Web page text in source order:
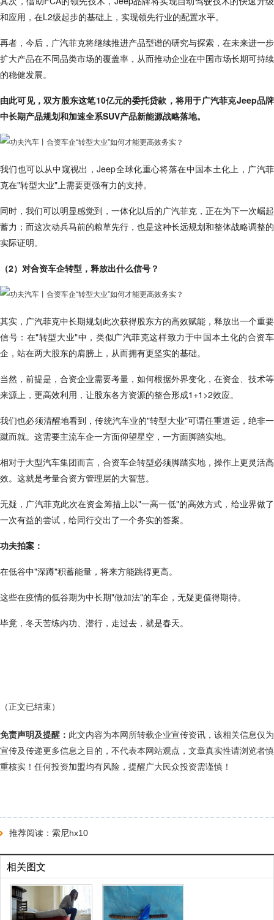
和应用，在L2级起步的基础上，实现领先行业的配置水平。
再者，今后，广汽菲克将继续推进产品型谱的研究与探索，在未来进一步
扩大产品在不同品类市场的覆盖率，从而推动企业在中国市场长期可持续
的稳健发展。
由此可见，双方股东这笔10亿元的委托贷款，将用于广汽菲克Jeep品牌
中长期产品规划和加速全系SUV产品新能源战略落地。
我们也可以从中窥视出，Jeep全球化重心将落在中国本土化上，广汽菲
克在"转型大业"上需要更强有力的支持。
同时，我们可以明显感觉到，一体化以后的广汽菲克，正在为下一次崛起
蓄力；而这次动兵马前的粮草先行，也是这种长远规划和整体战略调整的
实际证明。
（2）对合资车企转型，释放出什么信号？
其实，广汽菲克中长期规划此次获得股东方的高效赋能，释放出一个重要
信号：在"转型大业"中，类似广汽菲克这样致力于中国本土化的合资车
企，站在两大股东的肩膀上，从而拥有更坚实的基础。
当然，前提是，合资企业需要考量，如何根据外界变化，在资金、技术等
来源上，更高效利用，让股东各方资源的整合形成1+1>2效应。
我们也必须清醒地看到，传统汽车业的"转型大业"可谓任重道远，绝非一
蹴而就。这需要主流车企一方面仰望星空，一方面脚踏实地。
相对于大型汽车集团而言，合资车企转型必须脚踏实地，操作上更灵活高
效。这就是考量合资方管理层的大智慧。
无疑，广汽菲克此次在资金筹措上以"一高一低"的高效方式，给业界做了
一次有益的尝试，给同行交出了一个务实的答案。
功夫拍案：
在低谷中"深蹲"积蓄能量，将来方能跳得更高。
这些在疫情的低谷期为中长期"做加法"的车企，无疑更值得期待。
毕竟，冬天苦练内功、潜行，走过去，就是春天。
（正文已结束）
免责声明及提醒： 此文内容为本网所转载企业宣传资讯，该相关信息仅为
宣传及传递更多信息之目的，不代表本网站观点，文章真实性请浏览者慎
重核实！任何投资加盟均有风险，提醒广大民众投资需谨慎！
推荐阅读： 索尼hx10
相关图文